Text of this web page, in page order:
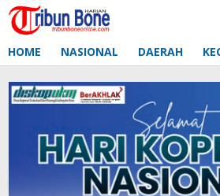
Lewati
ke
HOME NASIONAL DAERAH